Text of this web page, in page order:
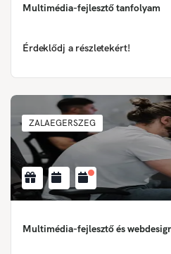
Multimédia-fejlesztő tanfolyam
Érdeklődj a részletekért!
ZALAEGERSZEG
Multimédia-fejlesztő és